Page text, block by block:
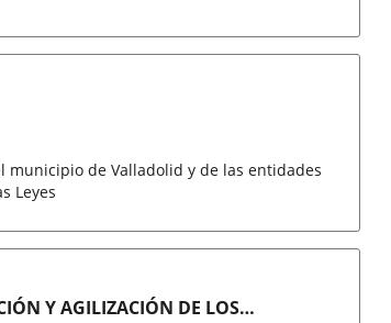
de Valladolid y de las entidades
Leyes
Y AGILIZACIÓN DE LOS